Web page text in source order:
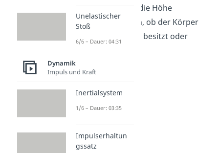
beeinflusst. Nur die Höhe
entscheidet dann, ob der Körper
eine Lageenergie besitzt oder
Unelastischer
Stoß
6/6 – Dauer: 04:31
Dynamik
Impuls und Kraft
Inertialsystem
1/6 – Dauer: 03:35
Impulserhaltun
gssatz